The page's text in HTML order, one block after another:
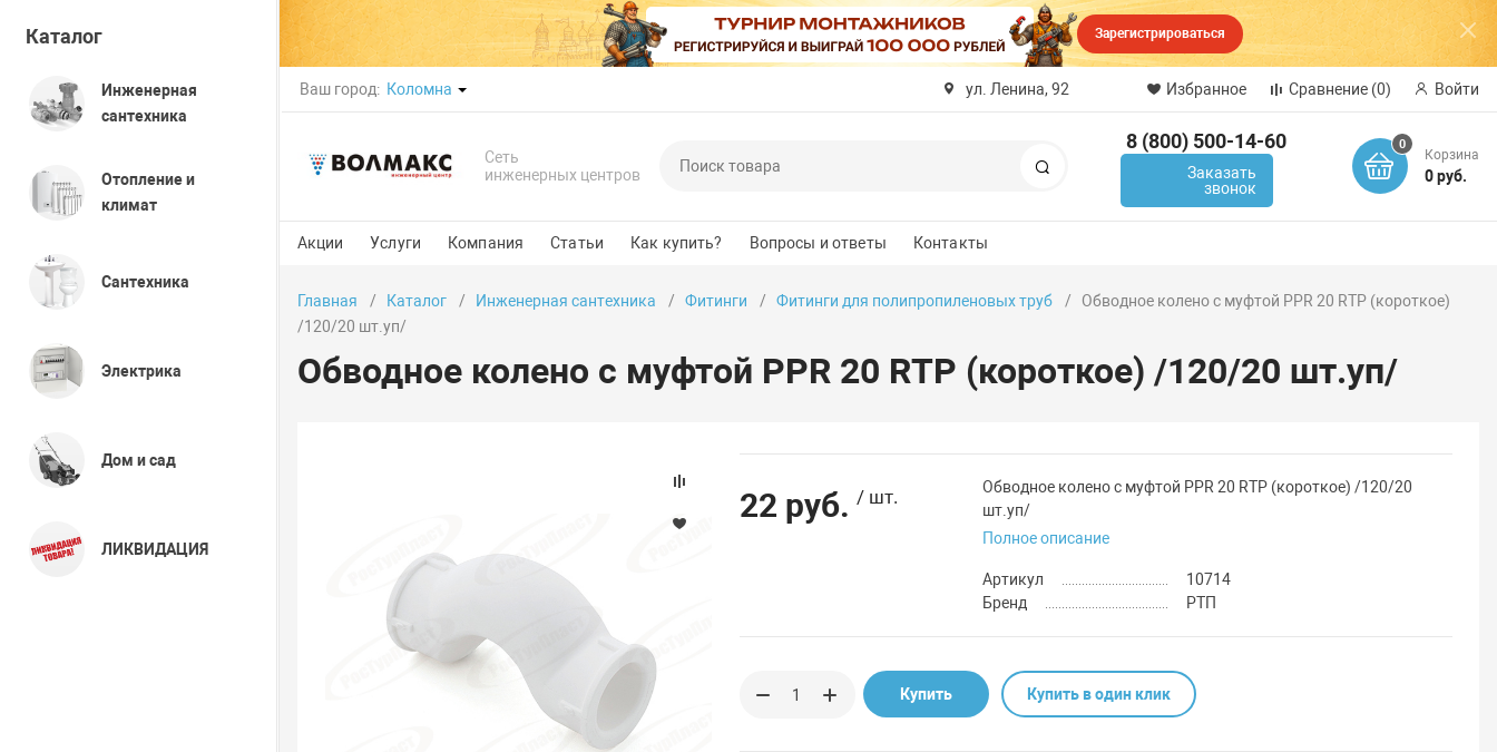
Зарегистрироваться
Ваш город: Коломна ул. Ленина, 92 Избранное Сравнение (0) Войти
Сеть
инженерных центров
8 (800) 500-14-60
Заказать
звонок
0
Корзина
0 руб.
Акции Услуги Компания Статьи Как купить? Вопросы и ответы Контакты
Каталог
Инженерная
сантехника
Отопление и
климат
Сантехника
Электрика
Дом и сад
ЛИКВИДАЦИЯ
Главная Каталог Инженерная сантехника Фитинги Фитинги для полипропиленовых труб
Обводное колено с муфтой PPR 20 RTP (короткое)
/120/20 шт.уп/
Обводное колено с муфтой PPR 20 RTP (короткое) /120/20 шт.уп/
22 руб. / шт.
Обводное колено с муфтой PPR 20 RTP (короткое) /120/20
шт.уп/
Полное описание
Артикул
10714
Бренд
РТП
Купить Купить в один клик